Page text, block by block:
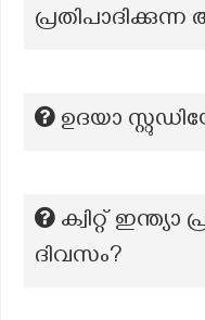
ഉദയാ
ക്വിറ്റ്
ദിവസം?